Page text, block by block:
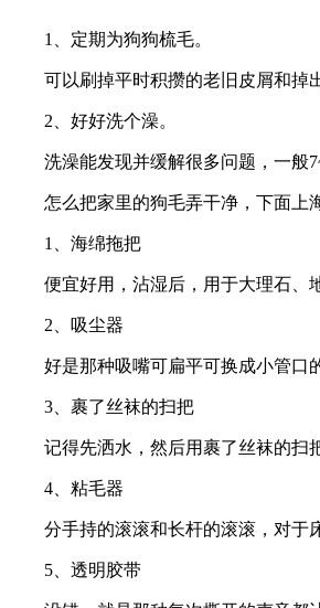
1、定期为狗狗梳毛。
可以刷掉平时积攒的老旧皮屑和掉
2、好好洗个澡。
洗澡能发现并缓解很多问题，一般
怎么把家里的狗毛弄干净，下面上
1、海绵拖把
便宜好用，沾湿后，用于大理石、
2、吸尘器
好是那种吸嘴可扁平可换成小管口
3、裹了丝袜的扫把
记得先洒水，然后用裹了丝袜的扫
4、粘毛器
分手持的滚滚和长杆的滚滚，对于
5、透明胶带